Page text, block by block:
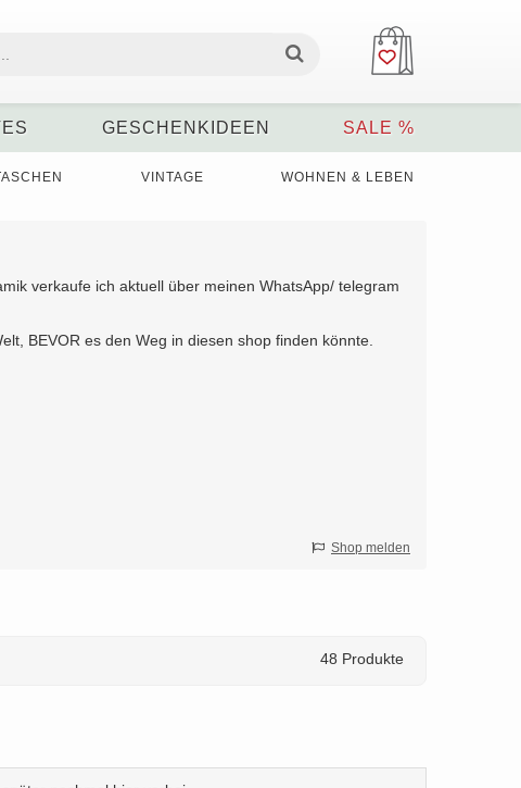
GESCHENKIDEEN SALE %
VINTAGE WOHNEN & LEBEN
verkaufe ich aktuell über meinen WhatsApp/ telegram
BEVOR es den Weg in diesen shop finden könnte.
Shop melden
48 Produkte